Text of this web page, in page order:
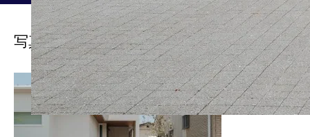
写真-2024-06-02-午前10-52-13-3